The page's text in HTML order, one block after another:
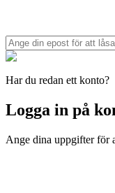
Har du redan ett konto?
Logga in på
Ange dina uppgifter för